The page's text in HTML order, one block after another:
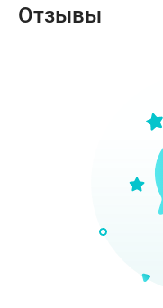
Отзывы